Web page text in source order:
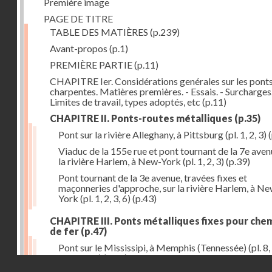
PAGE DE TITRE
TABLE DES MATIÈRES (p.239)
Avant-propos (p.1)
PREMIÈRE PARTIE(p.11)
CHAPITRE Ier. Considérations genérales sur les
charpentes. Matières premières. - Essais. -
Limites de travail, types adoptés, etc (p.11)
CHAPITRE II. Ponts-routes métalliques (p.35)
Pont sur la rivière Alleghany, à Pittsburg (pl. 1, 2, 3)
Viaduc de la 155e rue et pont tournant de la 7e
la rivière Harlem, à New-York (pl. 1, 2, 3) (p.39)
Pont tournant de la 3e avenue, travées fixes et
maçonneries d'approche, sur la rivière Harlem, à
York (pl. 1, 2, 3, 6) (p.43)
CHAPITRE III. Ponts métalliques fixes pour
de fer (p.47)
Pont sur le Mississipi, à Memphis (Tennessée) (pl. 8,
11, 12, 13)(p.47)